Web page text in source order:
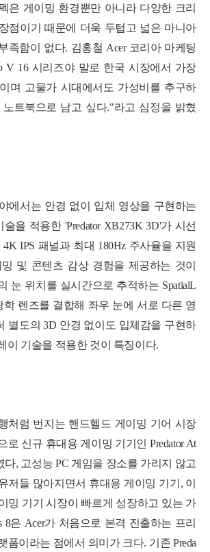
은 게이밍 환경뿐만 아니라 다양한 크리
점이기 때문에 더욱 두텁고 넓은 마니아
족함이 없다. 김홍철 Acer 코리아 마케팅
V 16 시리즈야 말로 한국 시장에서 가장
며 고물가 시대에서도 가성비를 추구하
트북으로 남고 싶다."라고 심정을 밝혔
에서는 안경 없이 입체 영상을 구현하는
을 적용한 'Predator XB273K 3D'가 시선
IPS 패널과 최대 180Hz 주사율을 지원
및 콘텐츠 감상 경험을 제공하는 것이
눈 위치를 실시간으로 추적하는 SpatialL
학 렌즈를 결합해 좌우 눈에 서로 다른 영
별도의 3D 안경 없이도 입체감을 구현하
이 기술을 적용한 것이 특징이다.
처럼 번지는 핸드헬드 게이밍 기어 시장
로 신규 휴대용 게이밍 기기인 Predator At
다, 고성능 PC 게임을 장소를 가리지 않고
저들 많아지면서 휴대용 게이밍 기기, 이
밍 기기 시장이 빠르게 성장하고 있는 가
8은 Acer가 처음으로 본격 진출하는 프리
폼이라는 점에서 의미가 크다. 기존 Preda